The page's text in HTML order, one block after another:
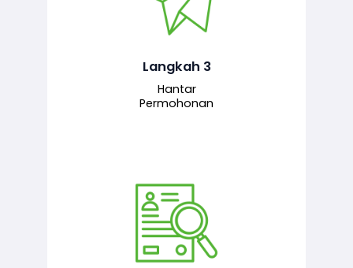
Langkah 3
Hantar
Permohonan
Permohonan yang lengkap dihantar
untuk proses semakan dan
bertanggungjawab.
Pegawai penyemak menyemak
maklumat yang dikemukakan. Jika
semua maklumat adalah lengkap dan